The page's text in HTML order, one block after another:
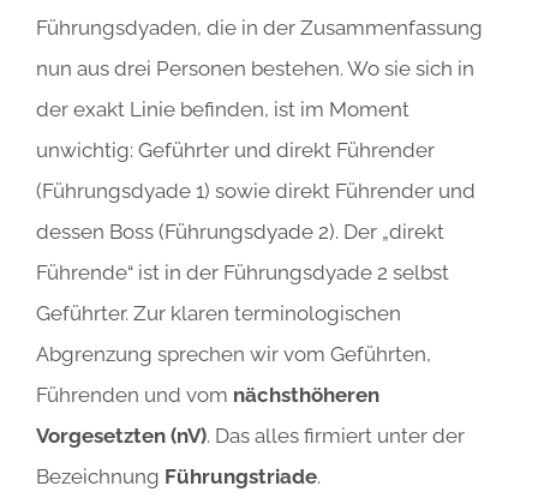
Führungsdyaden, die in der Zusammenfassung
nun aus drei Personen bestehen. Wo sie sich in
der exakt Linie befinden, ist im Moment
unwichtig: Geführter und direkt Führender
(Führungsdyade 1) sowie direkt Führender und
dessen Boss (Führungsdyade 2). Der „direkt
Führende“ ist in der Führungsdyade 2 selbst
Geführter. Zur klaren terminologischen
Abgrenzung sprechen wir vom Geführten,
Führenden und vom nächsthöheren
Vorgesetzten (nV). Das alles firmiert unter der
Bezeichnung Führungstriade.